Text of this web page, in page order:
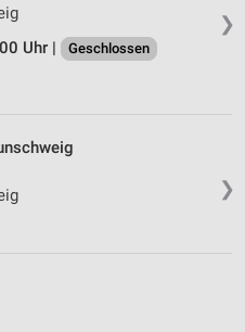
❯
Uhr |
Geschlossen
❯